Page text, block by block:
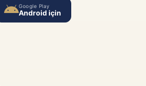
Google Play
Android için